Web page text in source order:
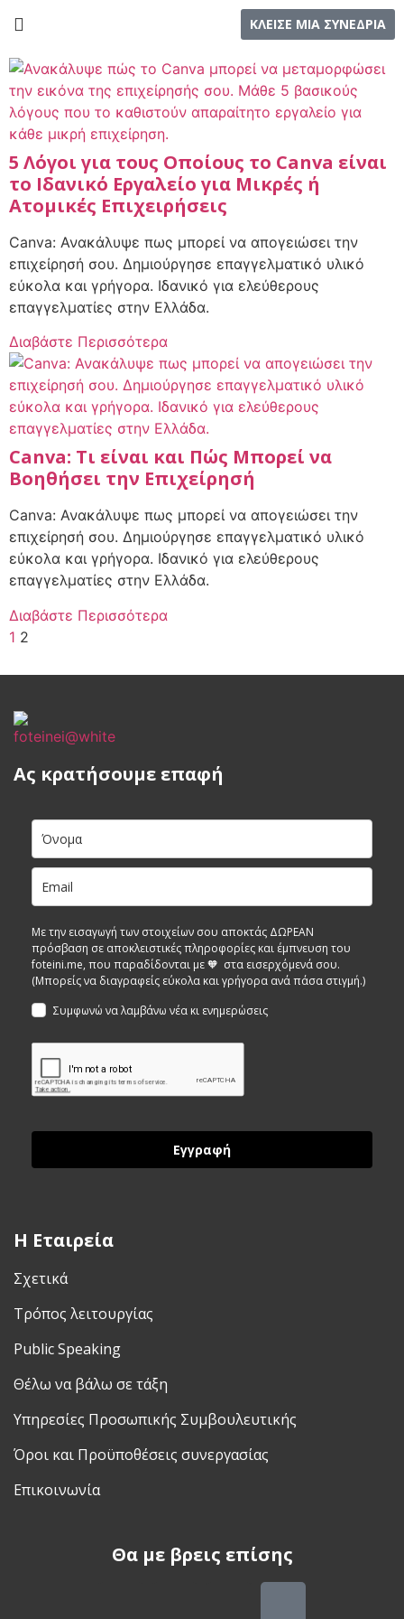
ΚΛΕΙΣΕ ΜΙΑ ΣΥΝΕΔΡΙΑ
5 Λόγοι για τους Οποίους το Canva είναι
το Ιδανικό Εργαλείο για Μικρές ή
Ατομικές Επιχειρήσεις
Canva: Ανακάλυψε πως μπορεί να απογειώσει την
επιχείρησή σου. Δημιούργησε επαγγελματικό υλικό
εύκολα και γρήγορα. Ιδανικό για ελεύθερους
επαγγελματίες στην Ελλάδα.
Διαβάστε Περισσότερα
Canva: Τι είναι και Πώς Μπορεί να
Βοηθήσει την Επιχείρησή
Canva: Ανακάλυψε πως μπορεί να απογειώσει την
επιχείρησή σου. Δημιούργησε επαγγελματικό υλικό
εύκολα και γρήγορα. Ιδανικό για ελεύθερους
επαγγελματίες στην Ελλάδα.
Διαβάστε Περισσότερα
1 2
Ας κρατήσουμε επαφή
Με την εισαγωγή των στοιχείων σου αποκτάς ΔΩΡΕΑΝ
πρόσβαση σε αποκλειστικές πληροφορίες και έμπνευση του
foteini.me, που παραδίδονται με 🧡 στα εισερχόμενά σου.
(Μπορείς να διαγραφείς εύκολα και γρήγορα ανά πάσα στιγμή.)
Συμφωνώ να λαμβάνω νέα κι ενημερώσεις
Εγγραφή
H Εταιρεία
Σχετικά
Τρόπος λειτουργίας
Public Speaking
Θέλω να βάλω σε τάξη
Υπηρεσίες Προσωπικής Συμβουλευτικής
Όροι και Προϋποθέσεις συνεργασίας
Επικοινωνία
Θα με βρεις επίσης